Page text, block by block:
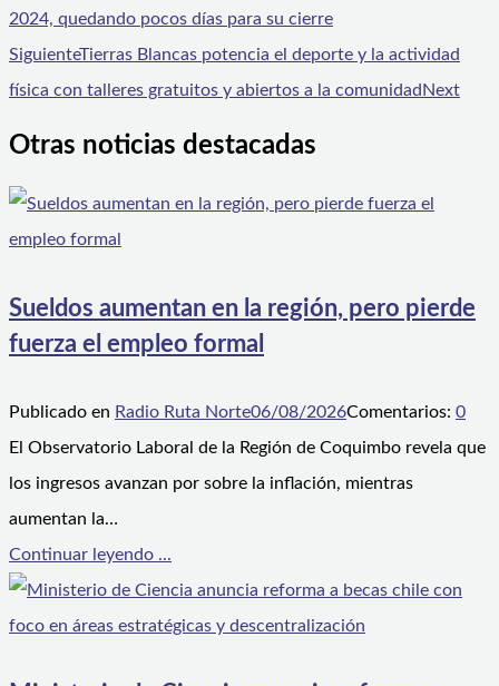
2024, quedando pocos días para su cierre
SiguienteTierras Blancas potencia el deporte y la actividad
física con talleres gratuitos y abiertos a la comunidadNext
Otras noticias destacadas
Sueldos aumentan en la región, pero pierde
fuerza el empleo formal
Publicado en Radio Ruta Norte06/08/2026Comentarios: 0
El Observatorio Laboral de la Región de Coquimbo revela que
los ingresos avanzan por sobre la inflación, mientras
aumentan la…
Continuar leyendo ...